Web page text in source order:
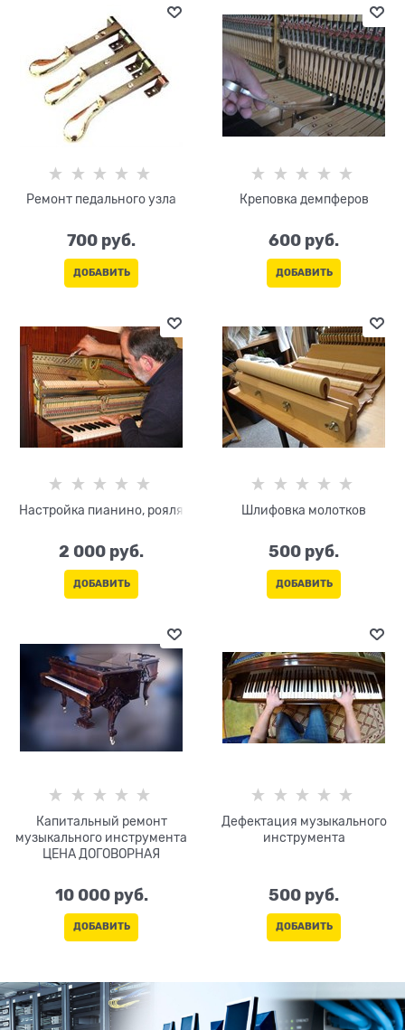
Ремонт педального узла
700 руб.
ДОБАВИТЬ
Креповка демпферов
600 руб.
ДОБАВИТЬ
Настройка пианино, рояля
2 000 руб.
ДОБАВИТЬ
Шлифовка молотков
500 руб.
ДОБАВИТЬ
Капитальный ремонт
музыкального инструмента
ЦЕНА ДОГОВОРНАЯ
10 000 руб.
ДОБАВИТЬ
Дефектация музыкального
инструмента
500 руб.
ДОБАВИТЬ